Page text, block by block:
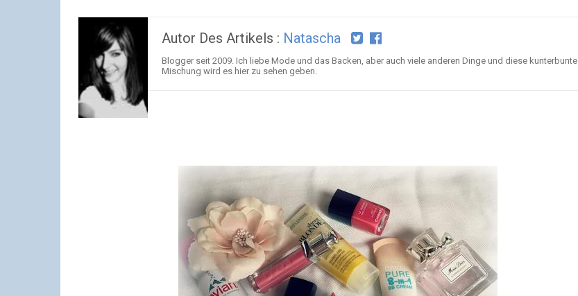
Autor Des Artikels : Natascha
Blogger seit 2009. Ich liebe Mode und das Backen, aber auch viele anderen Dinge und diese kunterbunte
Mischung wird es hier zu sehen geben.